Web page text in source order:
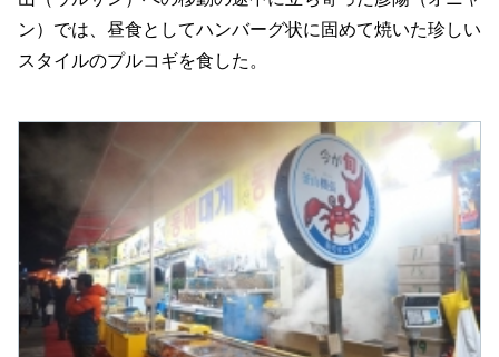
ン）では、昼食としてハンバーグ状に固めて焼いた珍しい
スタイルのプルコギを食した。